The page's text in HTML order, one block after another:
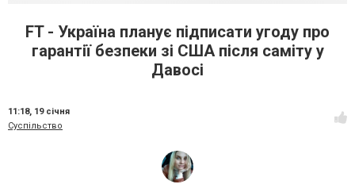
FT - Україна планує підписати угоду про
гарантії безпеки зі США після саміту у
Давосі
11:18, 19 січня
Суспільство